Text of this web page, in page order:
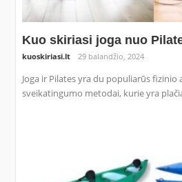
Kuo skiriasi joga nuo
kuoskiriasi.lt 29 balandžio, 2024
Joga ir Pilates yra du populiarūs
sveikatingumo metodai, kurie yra